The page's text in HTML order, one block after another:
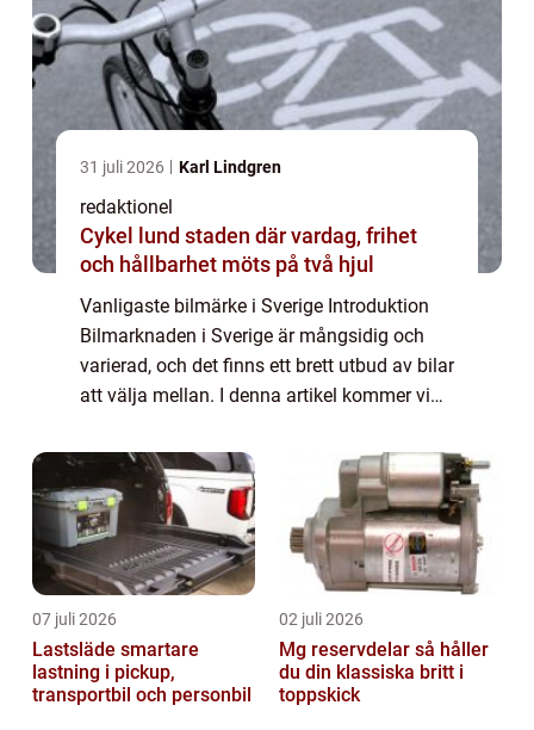
31 juli 2026 Karl Lindgren
redaktionel
Cykel lund staden där vardag, frihet
och hållbarhet möts på två hjul
Vanligaste bilmärke i Sverige Introduktion
Bilmarknaden i Sverige är mångsidig och
varierad, och det finns ett brett utbud av bilar
att välja mellan. I denna artikel kommer vi
vanligaste bilmärket i Sverige och ...
07 juli 2026
Lastsläde smartare
lastning i pickup,
transportbil och personbil
02 juli 2026
Mg reservdelar så håller
du din klassiska britt i
toppskick